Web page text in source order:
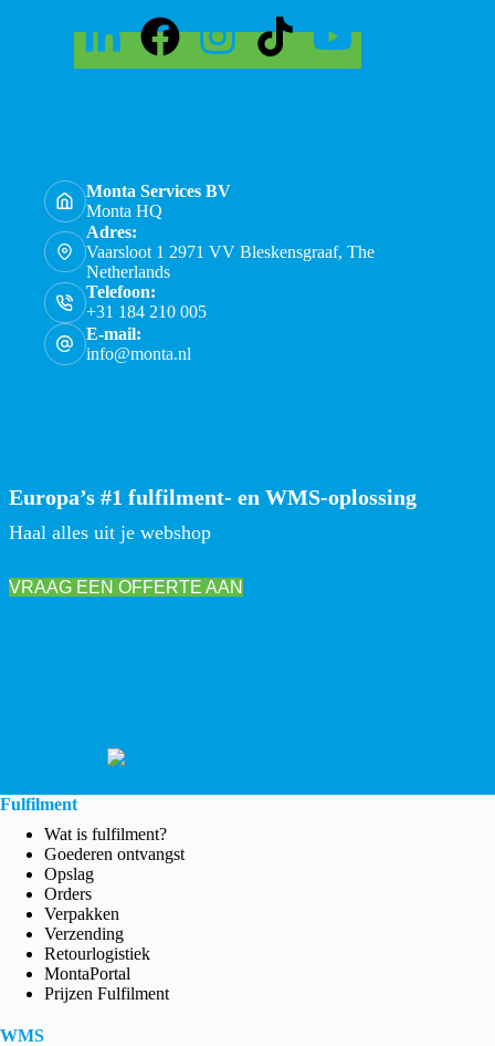
Monta Services BV
Monta HQ
Adres:
Vaarsloot 1 2971 VV Bleskensgraaf, The
Netherlands
Telefoon:
+31 184 210 005
E-mail:
info@monta.nl
Europa’s #1 fulfilment- en WMS-oplossing
Haal alles uit je webshop
VRAAG EEN OFFERTE AAN
Fulfilment
Wat is fulfilment?
Goederen ontvangst
Opslag
Orders
Verpakken
Verzending
Retourlogistiek
MontaPortal
Prijzen Fulfilment
WMS